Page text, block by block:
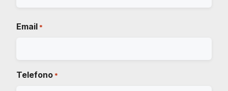
Email *
Telefono *